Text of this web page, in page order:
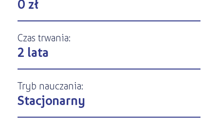
Kursy ONLINE
Kursy stacjonarne
0 zł
Czas trwania:
2 lata
Tryb nauczania:
Stacjonarny